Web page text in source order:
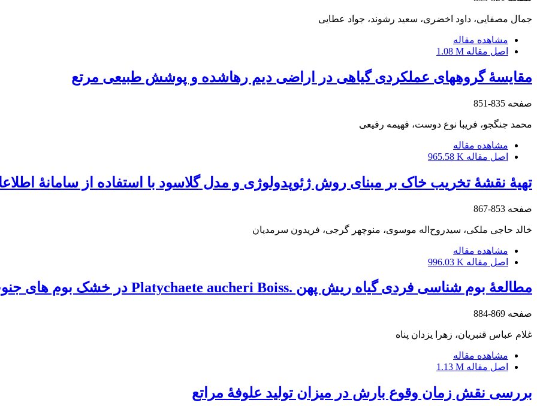
جمال مصفایی، داود اخضری، سعید رشوند، جواد عطایی
مشاهده مقاله
اصل مقاله 1.08 M
مقایسۀ گروه‏های عملکردی گیاهی در اراضی دیم رهاشده و پوشش طبیعی مرتع
صفحه 835-851
محمد جنگجو، فریبا نوع دوست، فهیمه رفیعی
مشاهده مقاله
اصل مقاله 965.58 K
تهیۀ نقشۀ تخریب خاک بر مبنای روش ژئوپدولوژی و مدل گلاسود با استفاده از سامانۀ
صفحه 853-867
خالد حاجی ملکی، سیدروح‌اله موسوی، منوچهر گرجی، فریدون سرمدیان
مشاهده مقاله
اصل مقاله 996.03 K
مطالعۀ بوم شناسی فردی گیاه ریش پهن .Platychaete aucheri Boiss در خشک بوم های جنوب فارس
صفحه 869-884
غلام عباس قنبریان، زهرا یزدان پناه
مشاهده مقاله
اصل مقاله 1.13 M
بررسی نقش زمان وقوع بارش در میزان تولید علوفۀ مراتع